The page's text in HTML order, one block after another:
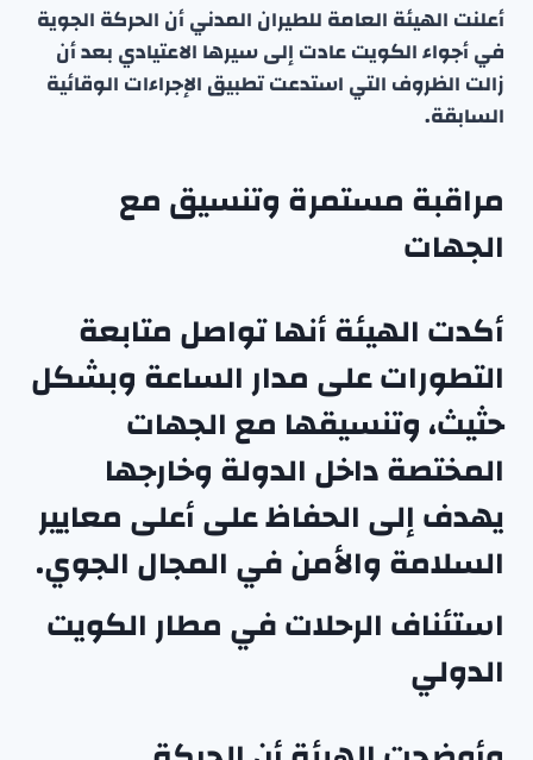
أعلنت الهيئة العامة للطيران المدني أن الحركة الجوية
في أجواء الكويت عادت إلى سيرها الاعتيادي بعد أن
زالت الظروف التي استدعت تطبيق الإجراءات الوقائية
السابقة.
مراقبة مستمرة وتنسيق مع
الجهات
أكدت الهيئة أنها تواصل متابعة
التطورات على مدار الساعة وبشكل
حثيث، وتنسيقها مع الجهات
المختصة داخل الدولة وخارجها
يهدف إلى الحفاظ على أعلى معايير
السلامة والأمن في المجال الجوي.
استئناف الرحلات في مطار الكويت
الدولي